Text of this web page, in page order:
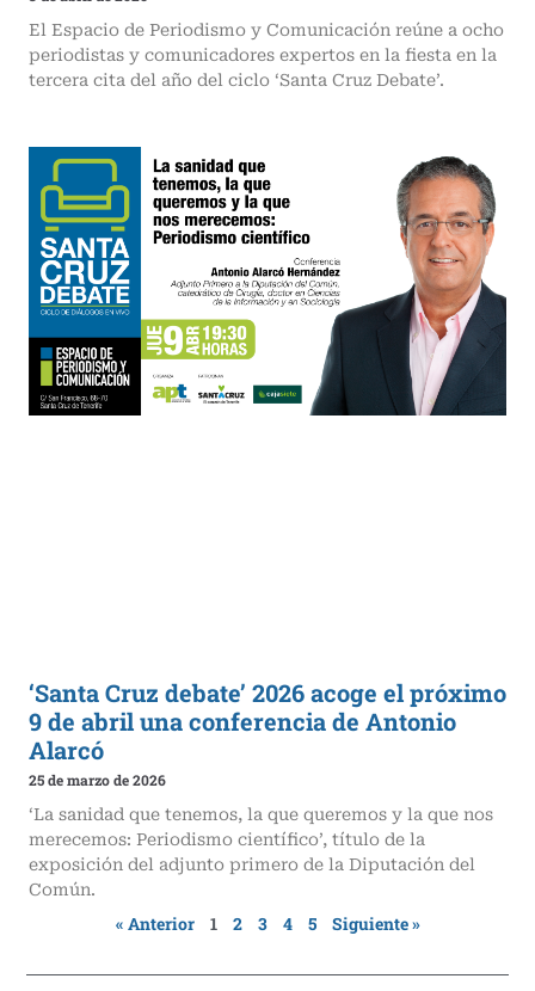
El Espacio de Periodismo y Comunicación reúne a ocho
periodistas y comunicadores expertos en la fiesta en la
tercera cita del año del ciclo ‘Santa Cruz Debate’.
‘Santa Cruz debate’ 2026 acoge el próximo
9 de abril una conferencia de Antonio
Alarcó
25 de marzo de 2026
‘La sanidad que tenemos, la que queremos y la que nos
merecemos: Periodismo científico’, título de la
exposición del adjunto primero de la Diputación del
Común.
« Anterior 1 2 3 4 5 Siguiente »